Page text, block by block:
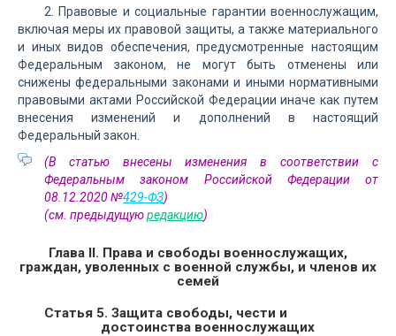
2. Правовые и социальные гарантии военнослужащим,
включая меры их правовой защиты, а также материального
и иных видов обеспечения, предусмотренные настоящим
Федеральным законом, не могут быть отменены или
снижены федеральными законами и иными нормативными
правовыми актами Российской Федерации иначе как путем
внесения изменений и дополнений в настоящий
Федеральный закон.
(В статью внесены изменения в соответствии с
Федеральным законом Российской Федерации от
08.12.2020 №429-ФЗ)
(см. предыдущуюредакцию)
Глава II. Права и свободы военнослужащих,
граждан, уволенных с военной службы, и членов их
семей
Статья 5. Защита свободы, чести и
достоинства военнослужащих